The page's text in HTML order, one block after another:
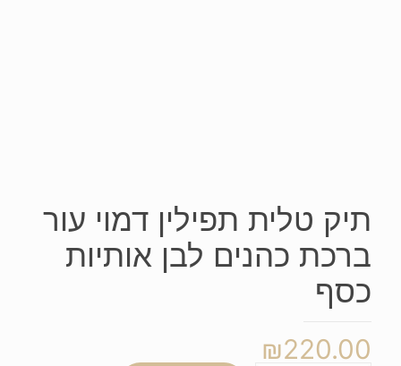
תיק טלית תפילין דמוי עור
ברכת כהנים לבן אותיות
כסף
₪220.00